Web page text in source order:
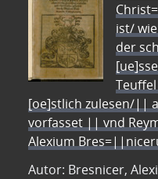
ist/
der
[oe]stlich zulesen/||
vorfasset || vnd
Alexium
Autor: Bresnicer,